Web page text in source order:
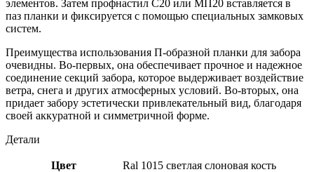
элементов. Затем профнастил С20 или МП20 вставляется в
паз планки и фиксируется с помощью специальных замковых
систем.
Преимущества использования П-образной планки для забора
очевидны. Во-первых, она обеспечивает прочное и надежное
соединение секций забора, которое выдерживает воздействие
ветра, снега и других атмосферных условий. Во-вторых, она
придает забору эстетически привлекательный вид, благодаря
своей аккуратной и симметричной форме.
Детали
Цвет Ral 1015 светлая слоновая кость